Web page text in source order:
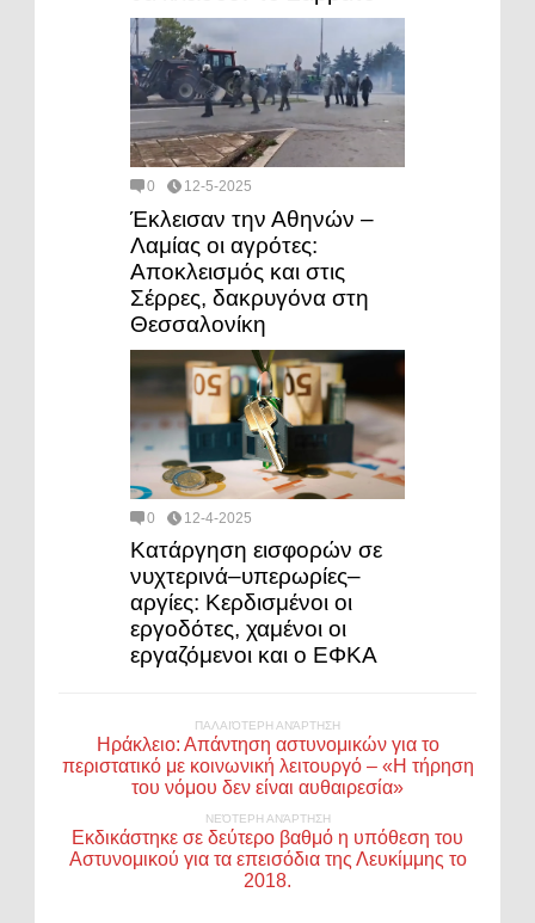
0 12-5-2025
Έκλεισαν την Αθηνών –
Λαμίας οι αγρότες:
Αποκλεισμός και στις
Σέρρες, δακρυγόνα στη
Θεσσαλονίκη
0 12-4-2025
Κατάργηση εισφορών σε
νυχτερινά–υπερωρίες–
αργίες: Κερδισμένοι οι
εργοδότες, χαμένοι οι
εργαζόμενοι και ο ΕΦΚΑ
ΠΑΛΑΙΌΤΕΡΗ ΑΝΆΡΤΗΣΗ
Ηράκλειο: Απάντηση αστυνομικών για το
περιστατικό με κοινωνική λειτουργό – «Η τήρηση
του νόμου δεν είναι αυθαιρεσία»
ΝΕΌΤΕΡΗ ΑΝΆΡΤΗΣΗ
Εκδικάστηκε σε δεύτερο βαθμό η υπόθεση του
Αστυνομικού για τα επεισόδια της Λευκίμμης το
2018.